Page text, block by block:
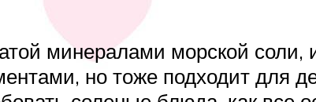
минералами морской
но тоже подходит для